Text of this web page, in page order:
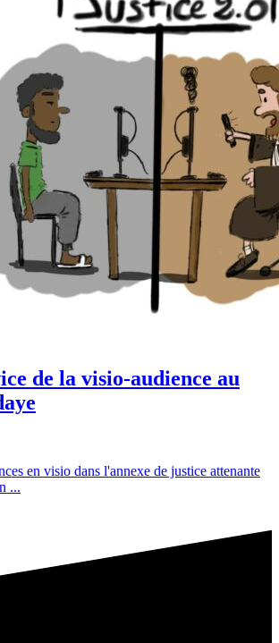
de la visio-audience au
en visio dans l'annexe de justice attenante
...